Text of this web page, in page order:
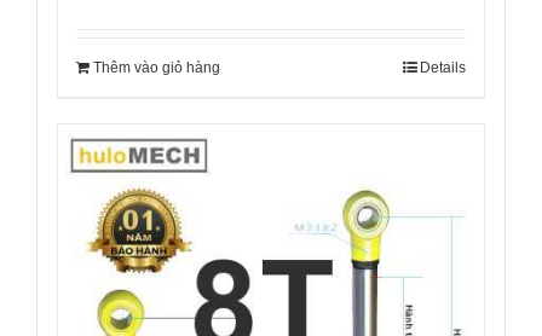
Thêm vào giỏ hàng Details